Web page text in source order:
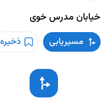
خیابان مدرسخوی
مسیریابی ذخیره